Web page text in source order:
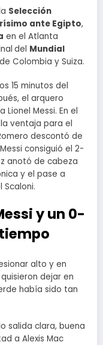
Selección
ante Egipto,
en el Atlanta
del Mundial
Colombia y Suiza.
15 minutos del
el arquero
Messi. En el
ventaja para el
descontó de
consiguió el 2-
anotó de cabeza
y el pase a
y un 0-
tiempo
alto y en
dejar en
había sido tan
salida clara, buena
a Alexis Mac